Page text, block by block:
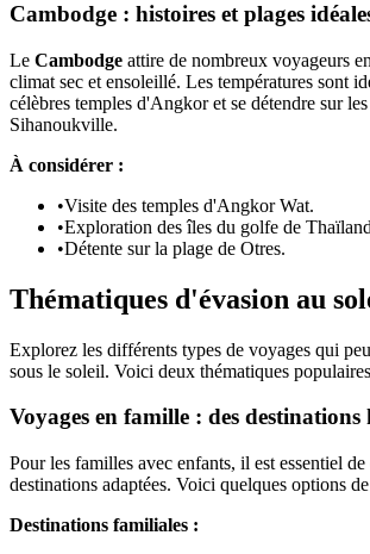
Cambodge : histoires et plages
Le Cambodge attire de nombreux voyageurs
climat sec et ensoleillé. Les températures sont
célèbres temples d'Angkor et se détendre sur
Sihanoukville.
À considérer :
•Visite des temples d'Angkor Wat.
•Exploration des îles du golfe de
•Détente sur la plage de Otres.
Thématiques d'évasion au
Explorez les différents types de voyages qui
sous le soleil. Voici deux thématiques
Voyages en famille : des
Pour les familles avec enfants, il est essentiel
destinations adaptées. Voici quelques options
Destinations familiales :